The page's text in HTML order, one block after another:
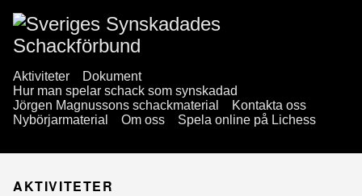
Aktiviteter
Dokument
Hur man spelar schack som synskadad
Jörgen Magnussons schackmaterial
Kontakta oss
Nybörjarmaterial
Om oss Spela online på Lichess
AKTIVITETER